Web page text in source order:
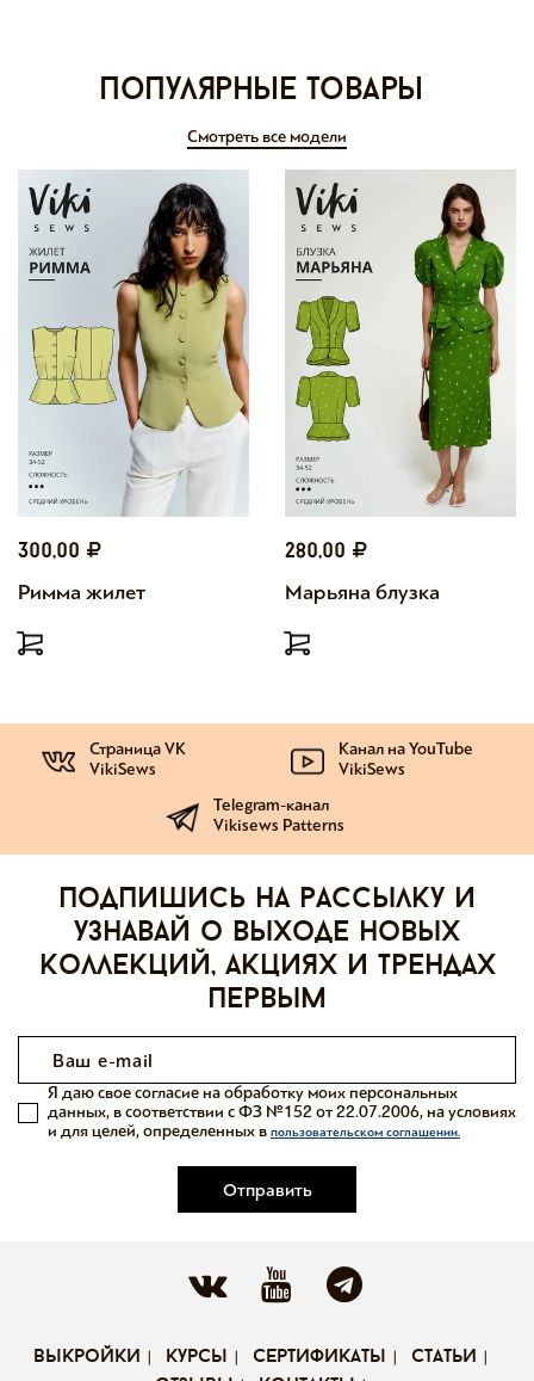
Популярные товары
Смотреть все модели
300,00
Римма жилет
280,00
Марьяна блузка
Страница VK
VikiSews
Канал на YouTube
VikiSews
Telegram-канал
Vikisews Patterns
Подпишись на рассылку и
узнавай о выходе новых
коллекций, акциях и трендах
первым
Отправить
Я даю свое согласие на обработку моих персональных
данных, в соответствии с ФЗ №152 от 22.07.2006, на условиях
и для целей, определенных в пользовательском соглашении.
выкройки курсы сертификаты
статьи